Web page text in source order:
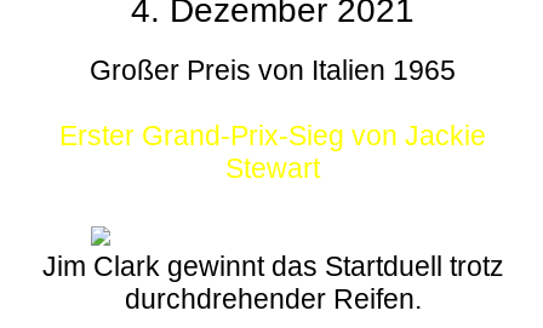
4. Dezember 2021
Großer Preis von Italien 1965
Erster Grand-Prix-Sieg von Jackie
Stewart
Jim Clark gewinnt das Startduell trotz
durchdrehender Reifen.